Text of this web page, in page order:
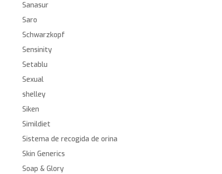
Sanasur
Saro
Schwarzkopf
Sensinity
Setablu
Sexual
shelley
Siken
Simildiet
Sistema de recogida de orina
Skin Generics
Soap & Glory